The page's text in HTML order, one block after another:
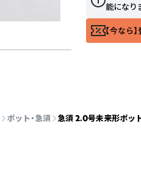
能になり
【今なら
ポット・急須 急須 2.0号未来形ポッ